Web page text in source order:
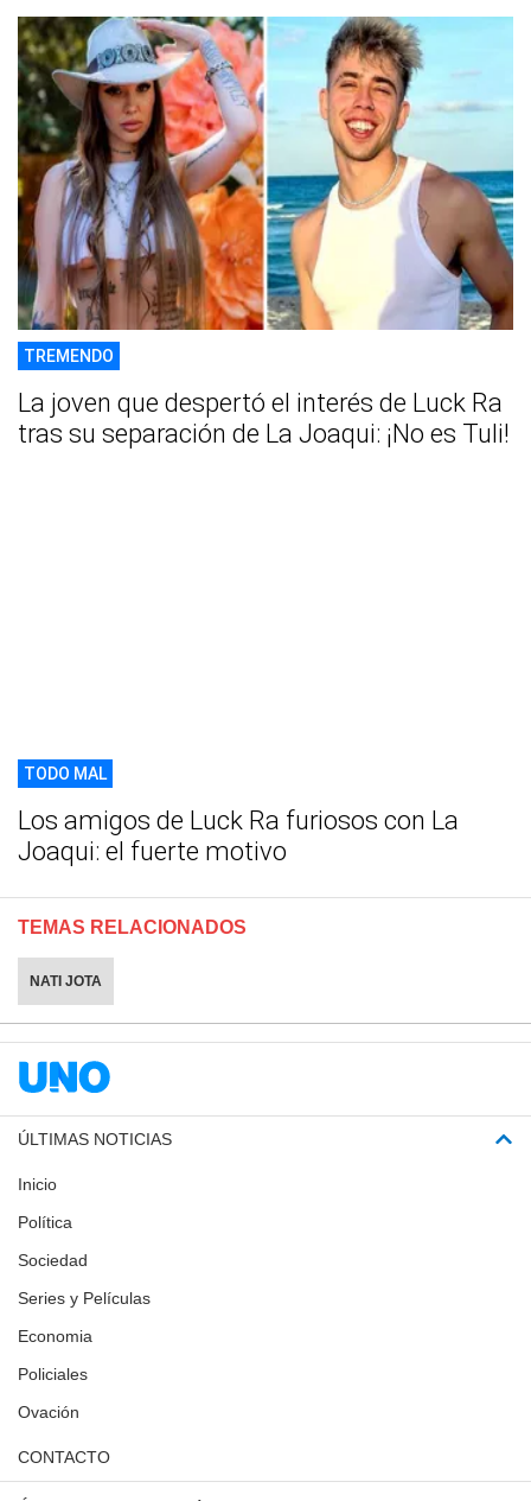
TREMENDO
La joven que despertó el interés de Luck Ra
tras su separación de La Joaqui: ¡No es Tuli!
TODO MAL
Los amigos de Luck Ra furiosos con La
Joaqui: el fuerte motivo
TEMAS RELACIONADOS
NATI JOTA
ÚLTIMAS NOTICIAS
Inicio
Política
Sociedad
Series y Películas
Economia
Policiales
Ovación
CONTACTO